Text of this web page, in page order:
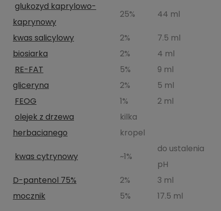
glukozyd kaprylowo-
kaprynowy
25% 44 ml
kwas salicylowy 2%
7.5 ml
biosiarka
2%
4 ml
RE-FAT
5%
9 ml
gliceryna
2%
5 ml
FEOG
1%
2 ml
olejek z drzewa
herbacianego
kilka
kropel
kwas cytrynowy ~1%
do ustalenia
pH
D-pantenol 75%
2%
3 ml
mocznik
5% 17.5 ml